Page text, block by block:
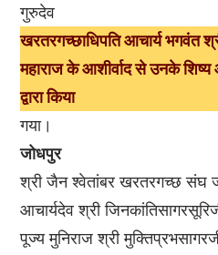
गुरुदेव
खरतरगच्छाधिपति आचार्य भगवंत
महाराज के आशीर्वाद से उनके
द्वारा किया
गया।
जोधपुर
श्री जैन श्वेतांबर खरतरगच्छ संघ
आचार्यदेव श्री
पूज्य मुनिराज श्री